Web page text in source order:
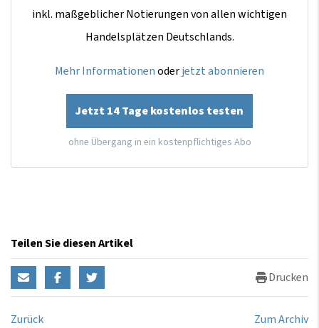
inkl. maßgeblicher Notierungen von allen wichtigen
Handelsplätzen Deutschlands.
Mehr Informationenoderjetzt abonnieren
Jetzt 14 Tage kostenlos testen
ohne Übergang in ein kostenpflichtiges Abo
Teilen Sie diesen Artikel
Drucken
Zurück Zum Archiv